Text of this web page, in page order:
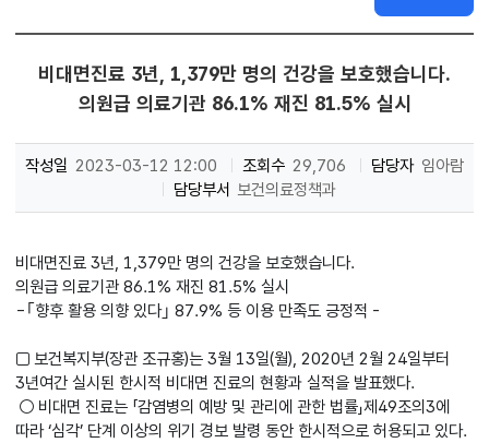
비대면진료 3년, 1,379만 명의 건강을 보호했습니다.
의원급 의료기관 86.1% 재진 81.5% 실시
작성일 2023-03-12 12:00 조회수 29,706 담당자 임아람
담당부서 보건의료정책과
비대면진료 3년, 1,379만 명의 건강을 보호했습니다.
의원급 의료기관 86.1% 재진 81.5% 실시
-｢향후 활용 의향 있다｣ 87.9% 등 이용 만족도 긍정적 -
□ 보건복지부(장관 조규홍)는 3월 13일(월), 2020년 2월 24일부터
3년여간 실시된 한시적 비대면 진료의 현황과 실적을 발표했다.
○ 비대면 진료는 「감염병의 예방 및 관리에 관한 법률」제49조의3에
따라 ‘심각’ 단계 이상의 위기 경보 발령 동안 한시적으로 허용되고 있다.